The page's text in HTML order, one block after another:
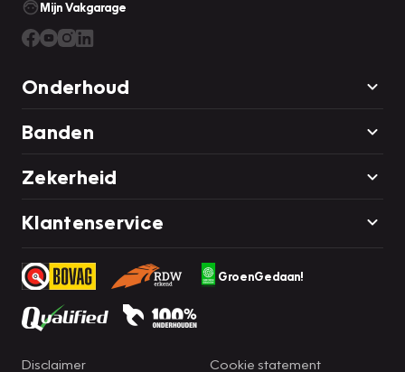
Mijn Vakgarage
Onderhoud
Banden
Zekerheid
Klantenservice
GroenGedaan!
Disclaimer Cookie statement